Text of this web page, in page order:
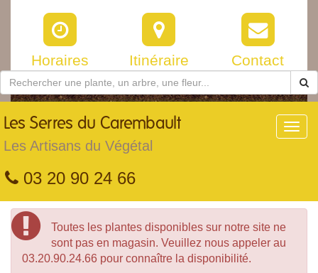
Horaires Itinéraire Contact
Les Serres du Carembault
Les Artisans du Végétal
03 20 90 24 66
Toutes les plantes disponibles sur notre site ne
sont pas en magasin. Veuillez nous appeler au
03.20.90.24.66 pour connaître la disponibilité.